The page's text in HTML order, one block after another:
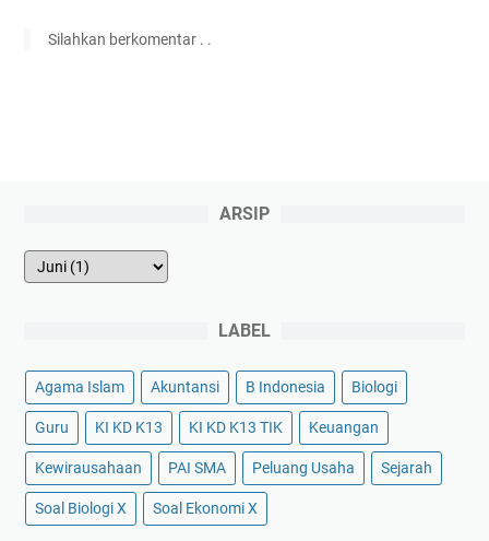
Silahkan berkomentar . .
ARSIP
LABEL
Agama Islam Akuntansi B Indonesia Biologi
Guru KI KD K13 KI KD K13 TIK Keuangan
Kewirausahaan PAI SMA Peluang Usaha Sejarah
Soal Biologi X Soal Ekonomi X